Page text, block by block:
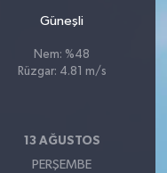
Güneşli
Nem: %48
Rüzgar: 4.81 m/s
13 AĞUSTOS
PERŞEMBE